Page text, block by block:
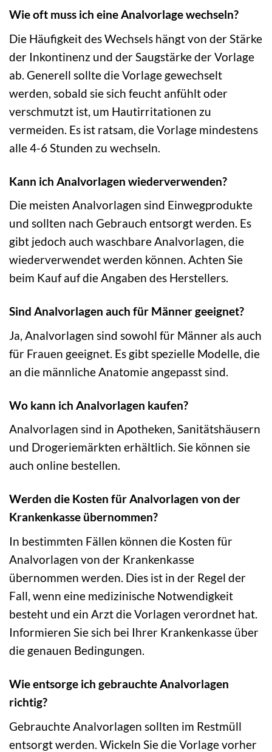
Wie oft muss ich eine Analvorlage wechseln?
Die Häufigkeit des Wechsels hängt von der Stärke
der Inkontinenz und der Saugstärke der Vorlage
ab. Generell sollte die Vorlage gewechselt
werden, sobald sie sich feucht anfühlt oder
verschmutzt ist, um Hautirritationen zu
vermeiden. Es ist ratsam, die Vorlage mindestens
alle 4-6 Stunden zu wechseln.
Kann ich Analvorlagen wiederverwenden?
Die meisten Analvorlagen sind Einwegprodukte
und sollten nach Gebrauch entsorgt werden. Es
gibt jedoch auch waschbare Analvorlagen, die
wiederverwendet werden können. Achten Sie
beim Kauf auf die Angaben des Herstellers.
Sind Analvorlagen auch für Männer geeignet?
Ja, Analvorlagen sind sowohl für Männer als auch
für Frauen geeignet. Es gibt spezielle Modelle, die
an die männliche Anatomie angepasst sind.
Wo kann ich Analvorlagen kaufen?
Analvorlagen sind in Apotheken, Sanitätshäusern
und Drogeriemärkten erhältlich. Sie können sie
auch online bestellen.
Werden die Kosten für Analvorlagen von der
Krankenkasse übernommen?
In bestimmten Fällen können die Kosten für
Analvorlagen von der Krankenkasse
übernommen werden. Dies ist in der Regel der
Fall, wenn eine medizinische Notwendigkeit
besteht und ein Arzt die Vorlagen verordnet hat.
Informieren Sie sich bei Ihrer Krankenkasse über
die genauen Bedingungen.
Wie entsorge ich gebrauchte Analvorlagen
richtig?
Gebrauchte Analvorlagen sollten im Restmüll
entsorgt werden. Wickeln Sie die Vorlage vorher